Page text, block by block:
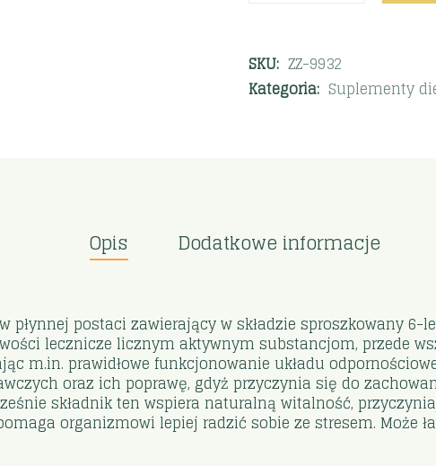
SKU: ZZ-9932
Kategoria: Suplementy
Opis Dodatkowe informacje
płynnej postaci zawierający w składzie sproszkowany
lecznicze licznym aktywnym substancjom, przede
m.in. prawidłowe funkcjonowanie układu
oraz ich poprawę, gdyż przyczynia się do
składnik ten wspiera naturalną witalność,
organizmowi lepiej radzić sobie ze stresem. Może